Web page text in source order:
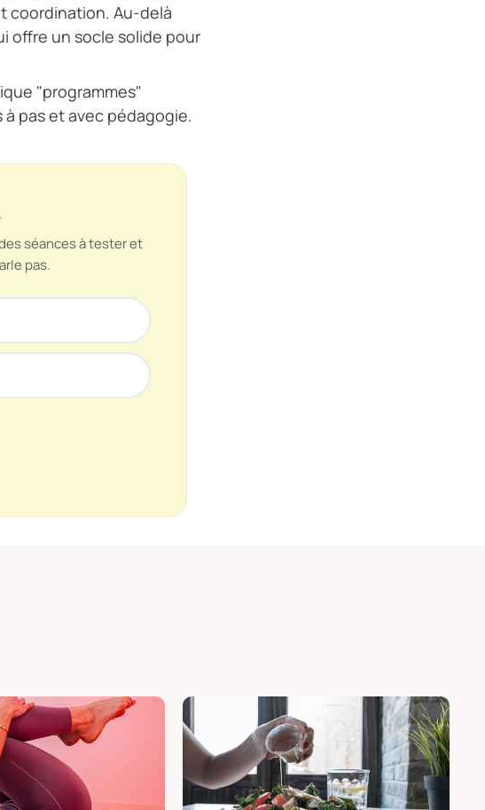
coordination. Au-delà
offre un socle solide pour
"programmes"
pas et avec pédagogie.
séances à tester et
pas.